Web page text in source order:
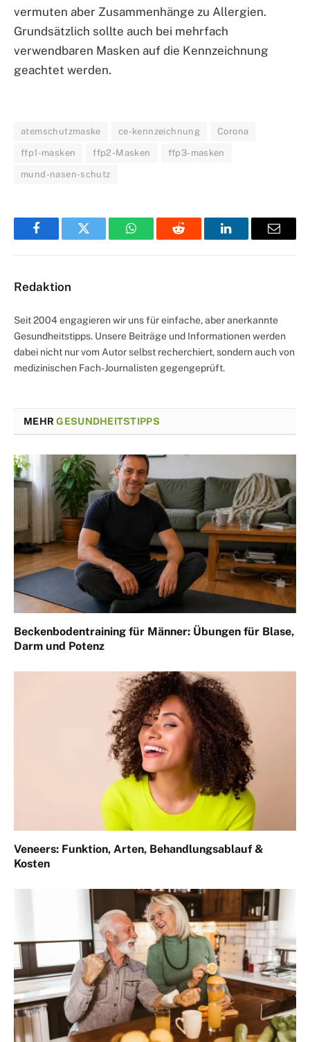
vermuten aber Zusammenhänge zu Allergien.
Grundsätzlich sollte auch bei mehrfach
verwendbaren Masken auf die Kennzeichnung
geachtet werden.
atemschutzmaske ce-kennzeichnung Corona
ffp1-masken ffp2-Masken ffp3-masken
mund-nasen-schutz
FacebookTwitter WhatsAppReddit LinkedInEmail
Redaktion
Seit 2004 engagieren wir uns für einfache, aber anerkannte
Gesundheitstipps. Unsere Beiträge und Informationen werden
dabei nicht nur vom Autor selbst recherchiert, sondern auch von
medizinischen Fach-Journalisten gegengeprüft.
MEHRGESUNDHEITSTIPPS
Beckenbodentraining für Männer: Übungen für Blase,
Darm und Potenz
Veneers: Funktion, Arten, Behandlungsablauf &
Kosten